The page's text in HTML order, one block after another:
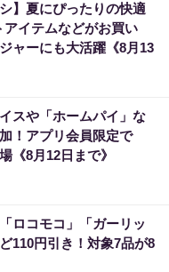
】夏にぴったりの快適
イテムなどがお買い
ャーにも大活躍《8月13
スや「ホームパイ」な
！アプリ会員限定で
《8月12日まで》
ロコモコ」「ガーリッ
110円引き！対象7品が8